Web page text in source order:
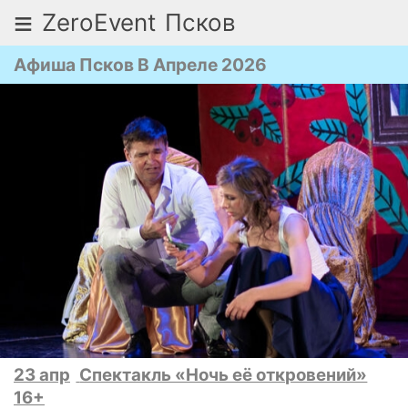
≡ ZeroEvent Псков
Афиша Псков В Апреле 2026
23 апр Спектакль «Ночь её откровений»
16+